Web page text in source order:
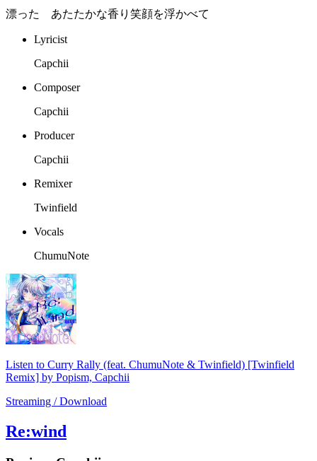
漂った あたたかな香り笑顔を浮かべて
Lyricist
Capchii
Composer
Capchii
Producer
Capchii
Remixer
Twinfield
Vocals
ChumuNote
Listen to Curry Rally (feat. ChumuNote & Twinfield) [Twinfield
Remix] by Popism, Capchii
Streaming / Download
Re:wind